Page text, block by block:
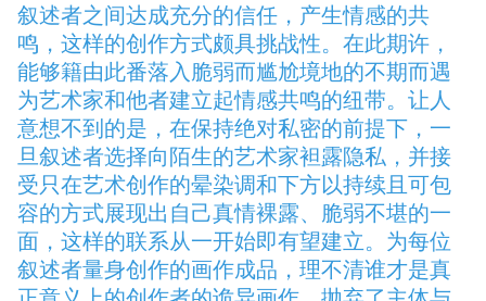
叙述者之间达成充分的信任，产生情感的共
鸣，这样的创作方式颇具挑战性。在此期许，
能够籍由此番落入脆弱而尴尬境地的不期而遇
为艺术家和他者建立起情感共鸣的纽带。让人
意想不到的是，在保持绝对私密的前提下，一
旦叙述者选择向陌生的艺术家袒露隐私，并接
受只在艺术创作的晕染调和下方以持续且可包
容的方式展现出自己真情裸露、脆弱不堪的一
面，这样的联系从一开始即有望建立。为每位
叙述者量身创作的画作成品，理不清谁才是真